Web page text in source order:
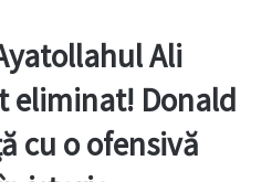
Ali
eliminat! Donald
cu o ofensivă